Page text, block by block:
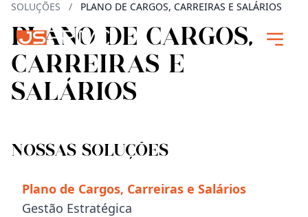
SOLUÇÕES / PLANO DE CARGOS, CARREIRAS E SALÁRIOS
PLANO DE CARGOS,
CARREIRAS E
SALÁRIOS
Nossas Soluções
Plano de Cargos, Carreiras e Salários
Gestão Estratégica